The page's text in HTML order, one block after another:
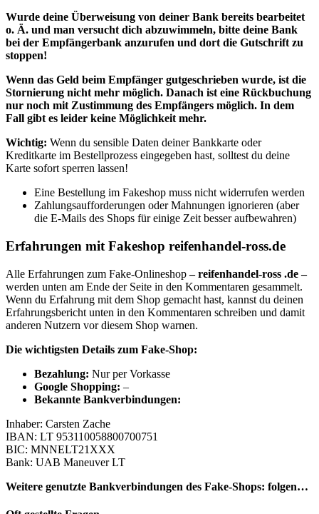
Wurde deine Überweisung von deiner Bank bereits bearbeitet
o. Ä. und man versucht dich abzuwimmeln, bitte deine Bank
bei der Empfängerbank anzurufen und dort die Gutschrift zu
stoppen!
Wenn das Geld beim Empfänger gutgeschrieben wurde, ist die
Stornierung nicht mehr möglich. Danach ist eine Rückbuchung
nur noch mit Zustimmung des Empfängers möglich. In dem
Fall gibt es leider keine Möglichkeit mehr.
Wichtig: Wenn du sensible Daten deiner Bankkarte oder
Kreditkarte im Bestellprozess eingegeben hast, solltest du deine
Karte sofort sperren lassen!
Eine Bestellung im Fakeshop muss nicht widerrufen werden
Zahlungsaufforderungen oder Mahnungen ignorieren (aber
die E-Mails des Shops für einige Zeit besser aufbewahren)
Erfahrungen mit Fakeshop reifenhandel-ross.de
Alle Erfahrungen zum Fake-Onlineshop– reifenhandel-ross .de –
werden unten am Ende der Seite in den Kommentaren gesammelt.
Wenn du Erfahrung mit dem Shop gemacht hast, kannst du deinen
Erfahrungsbericht unten in den Kommentaren schreiben und damit
anderen Nutzern vor diesem Shop warnen.
Die wichtigsten Details zum Fake-Shop:
Bezahlung: Nur per Vorkasse
Google Shopping: –
Bekannte Bankverbindungen:
Inhaber: Carsten Zache
IBAN: LT 953110058800700751
BIC: MNNELT21XXX
Bank: UAB Maneuver LT
Weitere genutzte Bankverbindungen des Fake-Shops: folgen…